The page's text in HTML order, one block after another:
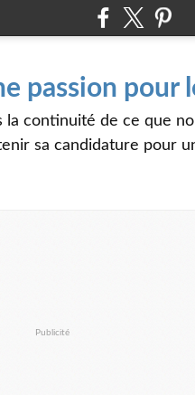
passion pour
continuité de ce que
sa candidature pour
Publicité